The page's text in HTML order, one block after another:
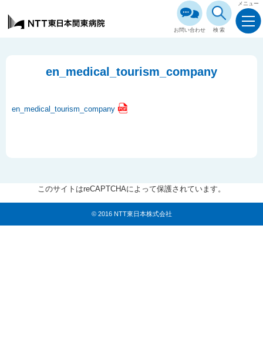
お問い合わせ 検索
メニュー
en_medical_tourism_company
en_medical_tourism_company
このサイトはreCAPTCHAによって保護されています。
© 2016 NTT東日本株式会社